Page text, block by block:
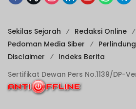
Sekilas Sejarah
Redaksi Online
Pedoman Media Siber
Disclaimer
Indeks Berita
Sertifikat Dewan Pers No.1139/DP-